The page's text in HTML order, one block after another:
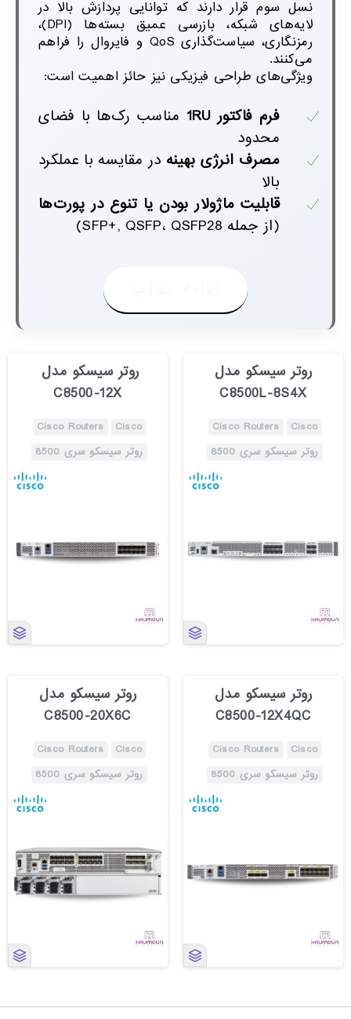
نسل سوم قرار دارند که توانایی پردازش بالا در
لایه‌های شبکه، بازرسی عمیق بسته‌ها (DPI)،
رمزنگاری، سیاست‌گذاری QoS و فایروال را فراهم
می‌کنند.
ویژگی‌های طراحی فیزیکی نیز حائز اهمیت است:
فرم فاکتور 1RU
مناسب رک‌ها با فضای
محدود
مصرف انرژی بهینه در مقایسه با عملکرد
بالا
قابلیت ماژولار بودن یا تنوع در پورت‌ها
(از جمله SFP+, QSFP، QSFP28)
روتر سیسکو مدل
C8500L-8S4X
Cisco
Cisco Routers
روتر سیسکو سری 8500
C8500-12X​
Cisco
Cisco Routers
روتر سیسکو سری 8500
روتر سیسکو مدل
C8500-12X4QC
Cisco
Cisco Routers
روتر سیسکو سری 8500
روتر سیسکو مدل
C8500-20X6C
Cisco
Cisco Routers
روتر سیسکو سری 8500